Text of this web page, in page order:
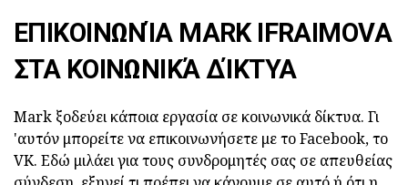
ΕΠΙΚΟΙΝΩΝΊΑ MARK IFRAIMOVA
ΣΤΑ ΚΟΙΝΩΝΙΚΆ ΔΊΚΤΥΑ
Mark ξοδεύει κάποια εργασία σε κοινωνικά δίκτυα. Γι
'αυτόν μπορείτε να επικοινωνήσετε με το Facebook, το
VK. Εδώ μιλάει για τους συνδρομητές σας σε απευθείας